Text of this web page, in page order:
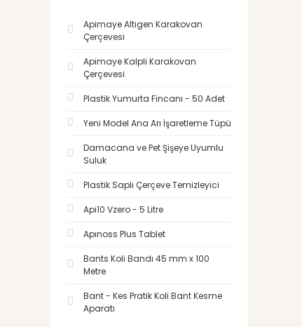
Apimaye Altıgen Karakovan
Çerçevesi
Apimaye Kalpli Karakovan
Çerçevesi
Plastik Yumurta Fincanı - 50 Adet
Yeni Model Ana Arı İşaretleme Tüpü
Damacana ve Pet Şişeye Uyumlu
Suluk
Plastik Saplı Çerçeve Temizleyici
Api10 Vzero - 5 Litre
Apınoss Plus Tablet
Bants Koli Bandı 45 mm x 100
Metre
Bant - Kes Pratik Koli Bant Kesme
Aparatı